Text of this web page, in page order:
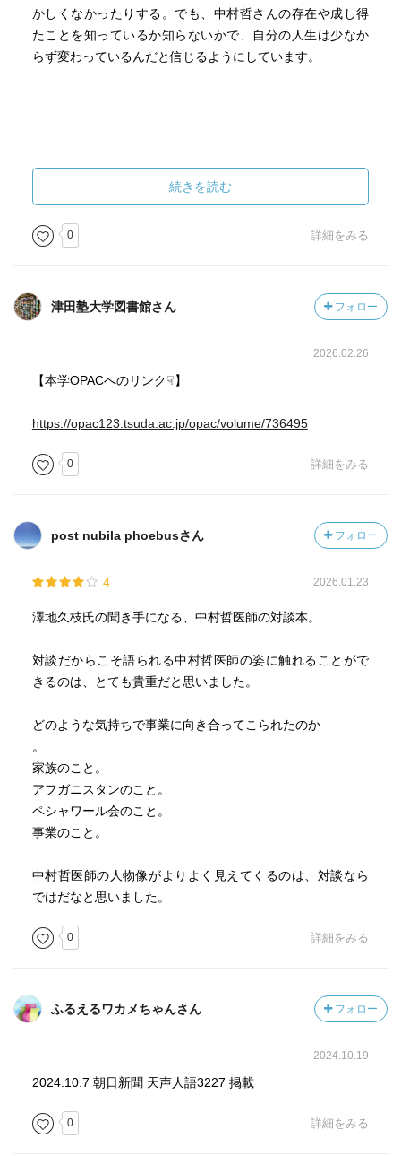
かしくなかったりする。でも、中村哲さんの存在や成し得
たことを知っているか知らないかで、自分の人生は少なか
らず変わっているんだと信じるようにしています。
続きを読む
0 詳細をみる
津田塾大学図書館さん フォロー
2026.02.26
【本学OPACへのリンク☟】
https://opac123.tsuda.ac.jp/opac/volume/736495
0 詳細をみる
post nubila phoebusさん フォロー
4 2026.01.23
澤地久枝氏の聞き手になる、中村哲医師の対談本。
対談だからこそ語られる中村哲医師の姿に触れることがで
きるのは、とても貴重だと思いました。
どのような気持ちで事業に向き合ってこられたのか
。
家族のこと。
アフガニスタンのこと。
ペシャワール会のこと。
事業のこと。
中村哲医師の人物像がよりよく見えてくるのは、対談なら
ではだなと思いました。
0 詳細をみる
ふるえるワカメちゃんさん フォロー
2024.10.19
2024.10.7 朝日新聞 天声人語3227 掲載
0 詳細をみる